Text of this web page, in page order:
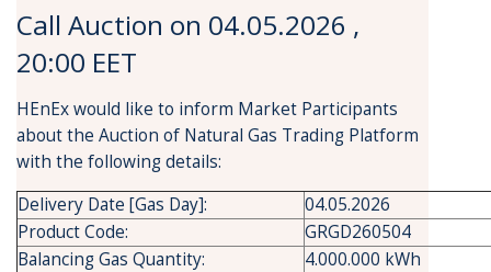
Call Auction on 04.05.2026 ,
20:00 EET
HEnEx would like to inform Market Participants
about the Auction of Natural Gas Trading Platform
with the following details:
Delivery Date [Gas Day]:
04.05.2026
Product Code:
GRGD260504
Balancing Gas Quantity:
4.000.000 kWh